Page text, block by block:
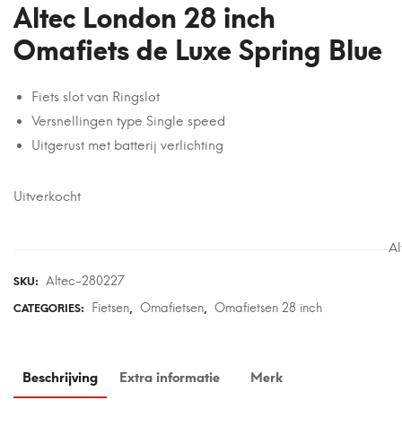
Altec London 28 inch
Omafiets de Luxe Spring Blue
Fiets slot van Ringslot
Versnellingen type Single speed
Uitgerust met batterij verlichting
Uitverkocht
SKU: Altec-280227
CATEGORIES: Fietsen Omafietsen Omafietsen 28 inch
Beschrijving Extra informatie Merk